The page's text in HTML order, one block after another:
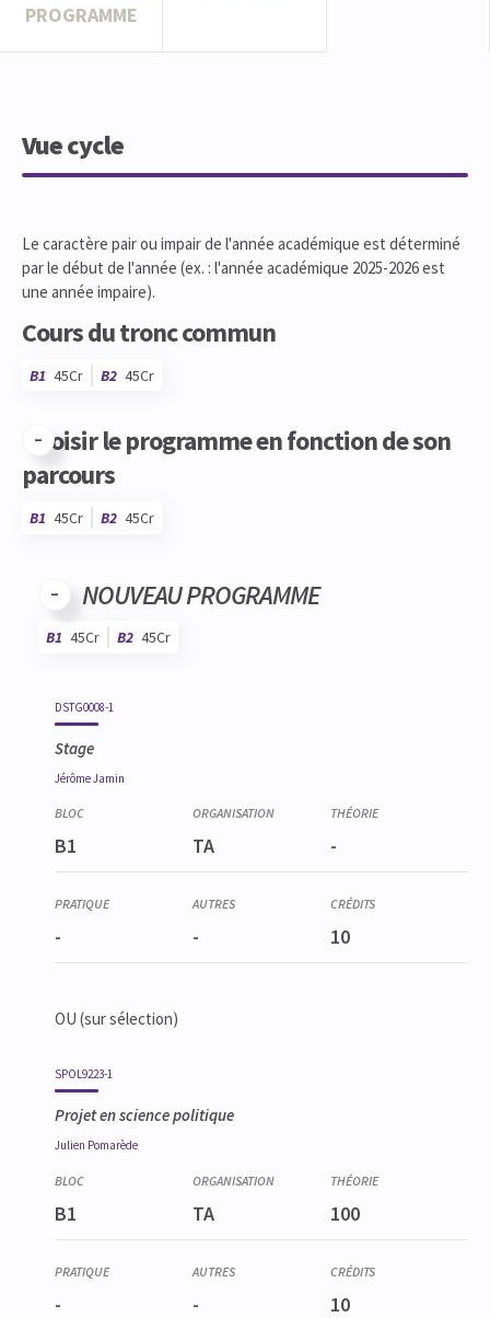
PROGRAMME
Vue cycle
Le caractère pair ou impair de l'année académique est déterminé
par le début de l'année (ex. : l'année académique 2025-2026 est
une année impaire).
Cours du tronc commun
B1 45Cr B2 45Cr
Choisir le programme en fonction de son
parcours
B1 45Cr B2 45Cr
NOUVEAU PROGRAMME
B1 45Cr B2 45Cr
DSTG0008-1
Stage
JérômeJamin
B1 TA -
- - 10
OU (sur sélection)
SPOL9223-1
Projet en science politique
Julien Pomarède
B1 TA 100
- - 10